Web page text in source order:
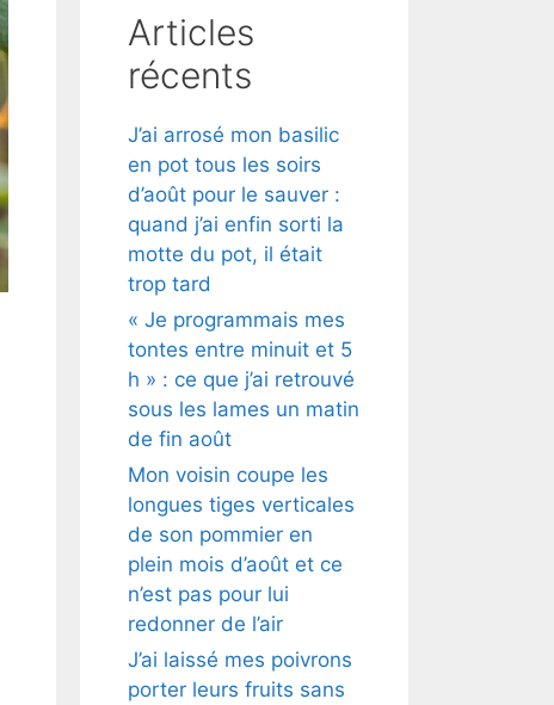
Articles
récents
J’ai arrosé mon basilic
en pot tous les soirs
d’août pour le sauver :
quand j’ai enfin sorti la
motte du pot, il était
trop tard
« Je programmais mes
tontes entre minuit et 5
h » : ce que j’ai retrouvé
sous les lames un matin
de fin août
Mon voisin coupe les
longues tiges verticales
de son pommier en
plein mois d’août et ce
n’est pas pour lui
redonner de l’air
J’ai laissé mes poivrons
porter leurs fruits sans